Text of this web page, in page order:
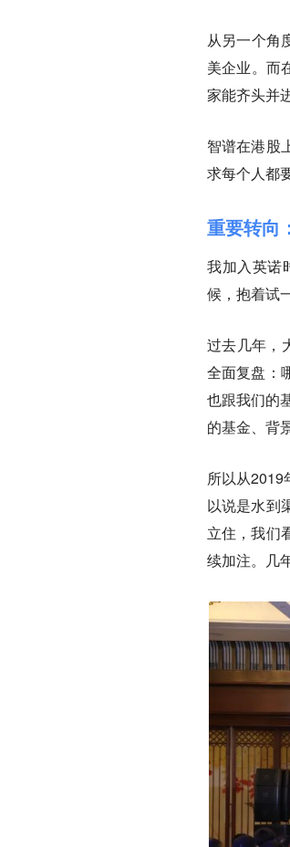
从另一个角
美企业。而
家能齐头并
智谱在港股
求每个人都
重要转向
我加入英诺
候，抱着试
过去几年，
全面复盘：
也跟我们的
的基金、背
所以从2019
以说是水到
立住，我们
续加注。几